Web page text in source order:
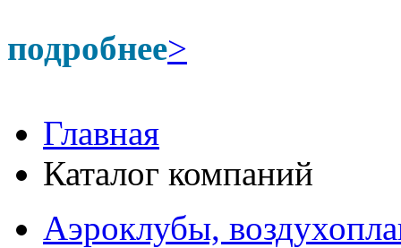
подробнее>
Главная
Каталог компаний
Аэроклубы,